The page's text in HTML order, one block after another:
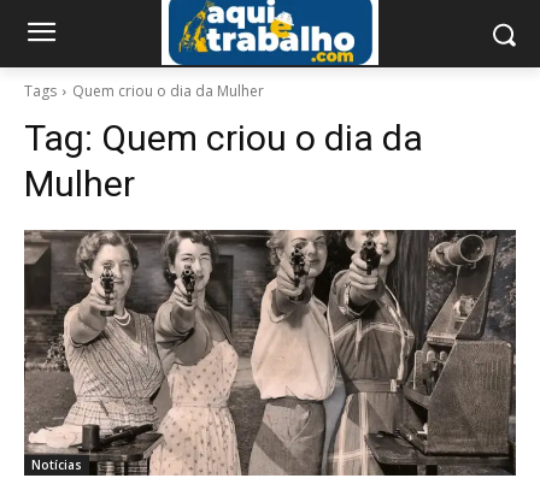
Tags Quem criou o dia da Mulher
Tag: Quem criou o dia da
Mulher
Notícias